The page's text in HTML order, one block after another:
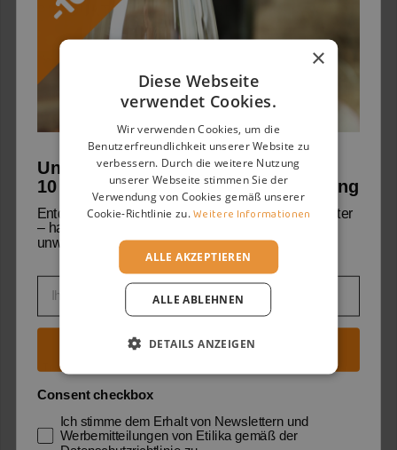
PRODUKTSPEZIFIKATIONEN
Weinarten
Montepulciano
D'Abruzzo DOC
Jahrgang
2021
Nation
Italien
Region
Abruzzen
Rebsorten
Montepulciano
Montepulciano 100%
Ausbau
Affina 16 Mesi In Botti Di
Rovere Di Diversa
Trinktemperatur
Allergene
AUSZEICHNUNGEN UND ANERKENNUNGEN
Unser Willkommensgruß:
10 % Rabatt auf deine erste Bestellung
Entdecke mit uns die Welt der Weine und Weingüter
– handverlesene Geheimtipps und viele
unwiderstehliche Angebote warten auf dich.
Email
Jetzt Entdeckungsreise starten
Consent checkbox
Ich stimme dem Erhalt von Newslettern und
Werbemitteilungen von Etilika gemäß der
×
Diese Webseite
verwendet Cookies.
Wir verwenden Cookies, um die
Benutzerfreundlichkeit unserer Website zu
verbessern. Durch die weitere Nutzung
unserer Webseite stimmen Sie der
Verwendung von Cookies gemäß unserer
Cookie-Richtlinie zu.Weitere Informationen
ALLE AKZEPTIEREN
ALLE ABLEHNEN
DETAILS ANZEIGEN